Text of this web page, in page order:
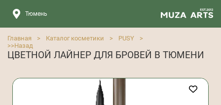
Тюмень
Главная > Каталог косметики > PUSY
>
>>Назад
ЦВЕТНОЙ ЛАЙНЕР ДЛЯ БРОВЕЙ В ТЮМЕНИ